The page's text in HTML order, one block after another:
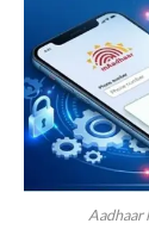
Aadhaar